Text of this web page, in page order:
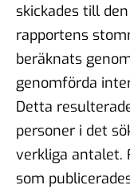
skickades till
rapportens
beräknats
genomförda
Detta
personer i det
verkliga antalet.
som